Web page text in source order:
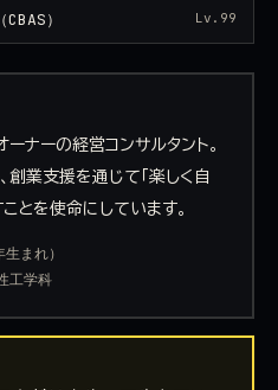
） Lv.99
ナーの経営コンサルタント。
業支援を通じて「楽しく自
とを使命にしています。
まれ）
工学科